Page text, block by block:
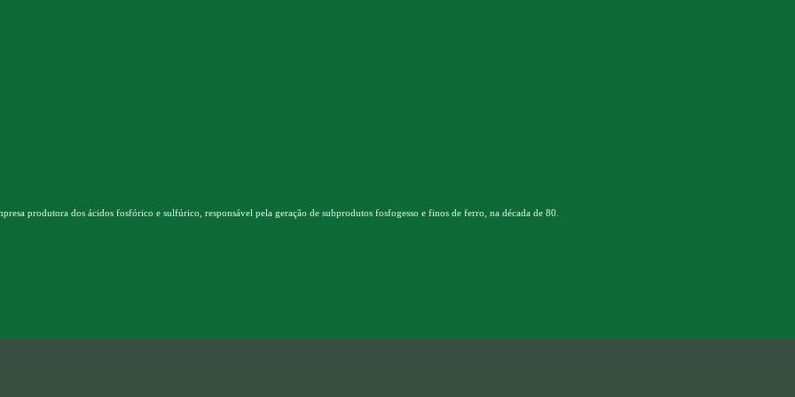
produtora dos ácidos fosfórico e sulfúrico, responsável pela geração de subprodutos fosfogesso e finos de ferro, na década de 80.